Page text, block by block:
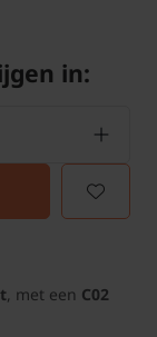
in:
, met een C02